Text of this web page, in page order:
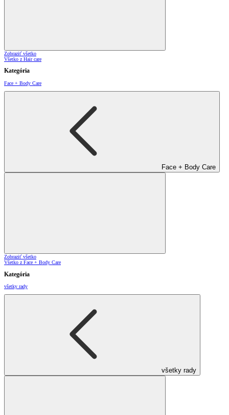
Zobraziť všetko
Všetko z Hair care
Kategória
Face + Body Care
Face + Body Care
Zobraziť všetko
Všetko z Face + Body Care
Kategória
všetky rady
všetky rady